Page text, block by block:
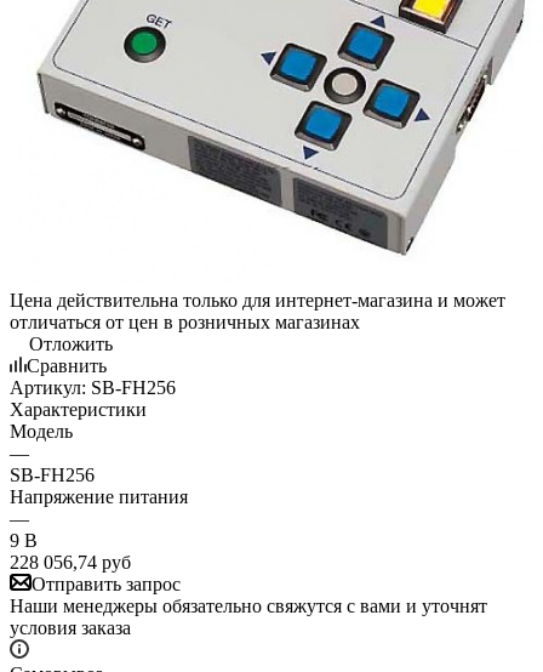
Цена действительна только для интернет-магазина и может
отличаться от цен в розничных магазинах
Отложить
Сравнить
Артикул: SB-FH256
Характеристики
Модель
—
SB-FH256
Напряжение питания
—
9 В
228 056,74 руб
Отправить запрос
Наши менеджеры обязательно свяжутся с вами и уточнят
условия заказа